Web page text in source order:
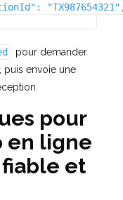
pour demander
puis envoie une
pour
en ligne
et